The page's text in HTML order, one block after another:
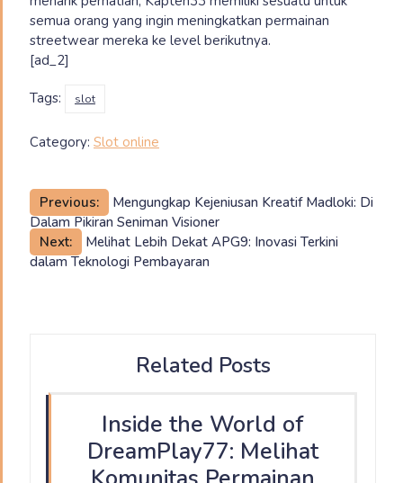
semua orang yang ingin meningkatkan permainan
streetwear mereka ke level berikutnya.
[ad_2]
Tags: slot
Category: Slot online
Post
navigation
Previous:
Mengungkap Kejeniusan Kreatif Madloki: Di
​​Dalam Pikiran Seniman Visioner
Next:
Melihat Lebih Dekat APG9: Inovasi Terkini
dalam Teknologi Pembayaran
Related Posts
Inside the World of
DreamPlay77: Melihat